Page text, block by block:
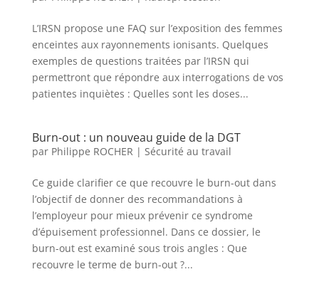
L’IRSN propose une FAQ sur l’exposition des femmes
enceintes aux rayonnements ionisants.​ Quelques
exemples de questions traitées par l’IRSN qui
permettront que répondre aux interrogations de vos
patientes inquiètes : Quelles sont les doses...
Burn-out : un nouveau guide de la DGT
par Philippe ROCHER | Sécurité au travail
Ce guide clarifier ce que recouvre le burn-out dans
l’objectif de donner des recommandations à
l’employeur pour mieux prévenir ce syndrome
d’épuisement professionnel.​ Dans ce dossier, le
burn-out est examiné sous trois angles : Que
recouvre le terme de burn-out ?...